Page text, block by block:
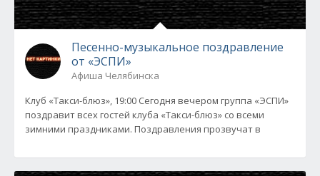
Песенно-музыкальное поздравление
от «ЭСПИ»
Афиша Челябинска
Клуб «Такси-блюз», 19:00 Сегодня вечером группа «ЭСПИ»
поздравит всех гостей клуба «Такси-блюз» со всеми
зимними праздниками. Поздравления прозвучат в